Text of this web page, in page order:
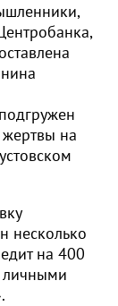
на
несколько
на 400
личными